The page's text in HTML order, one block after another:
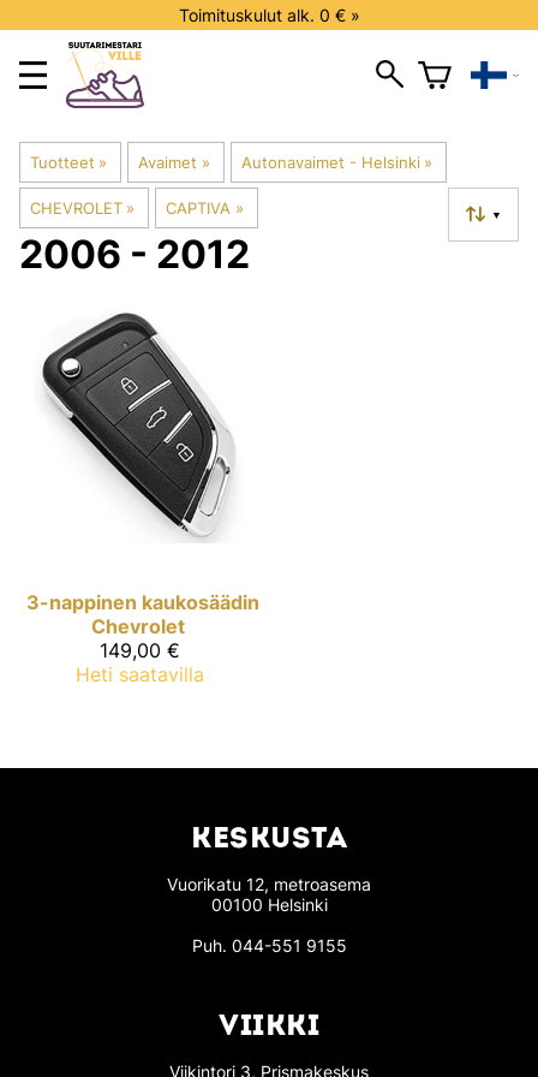
Toimituskulut alk. 0 € »
Tuotteet ‪» Avaimet ‪» Autonavaimet - Helsinki ‪»
CHEVROLET ‪» CAPTIVA ‪» ▼
2006 - 2012
3-nappinen kaukosäädin
Chevrolet
149,00 €
Heti saatavilla
KESKUSTA
Vuorikatu 12, metroasema
00100 Helsinki
Puh. 044-551 9155
VIIKKI
Viikintori 3, Prismakeskus